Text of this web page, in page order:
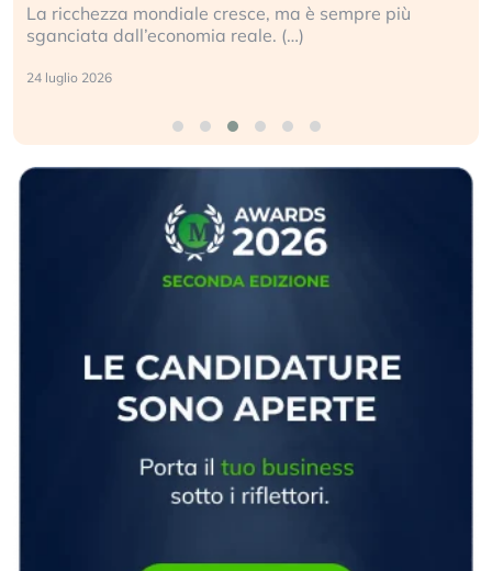
La ricchezza mondiale cresce, ma è sempre più
sganciata dall’economia reale. (…)
24 luglio 2026